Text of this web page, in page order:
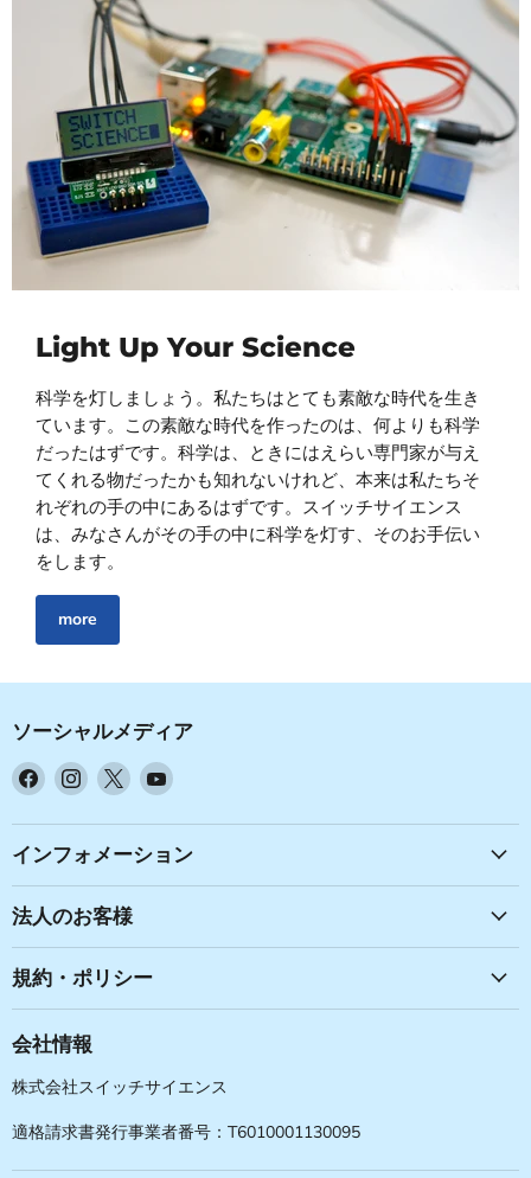
Light Up Your Science
科学を灯しましょう。私たちはとても素敵な時代を生き
ています。この素敵な時代を作ったのは、何よりも科学
だったはずです。科学は、ときにはえらい専門家が与え
てくれる物だったかも知れないけれど、本来は私たちそ
れぞれの手の中にあるはずです。スイッチサイエンス
は、みなさんがその手の中に科学を灯す、そのお手伝い
をします。
more
ソーシャルメディア
Facebook
見
つ
く
だ
さ
い
Instagram
見
つ
て
く
だ
さ
い
X
見
つ
て
く
だ
さ
い
YouTube
見
つ
だ
い
インフォメーション
法人のお客様
規約・ポリシー
会社情報
株式会社スイッチサイエンス
適格請求書発行事業者番号：T6010001130095